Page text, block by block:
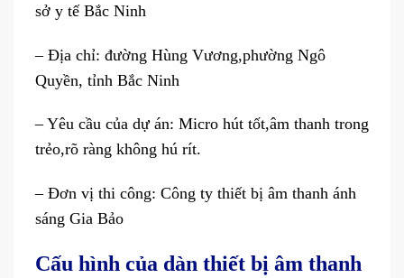
sở y tế Bắc Ninh
– Địa chỉ: đường Hùng Vương,phường Ngô
Quyền, tỉnh Bắc Ninh
– Yêu cầu của dự án: Micro hút tốt,âm thanh trong
trẻo,rõ ràng không hú rít.
– Đơn vị thi công: Công ty thiết bị âm thanh ánh
sáng Gia Bảo
Cấu hình của dàn thiết bị âm thanh